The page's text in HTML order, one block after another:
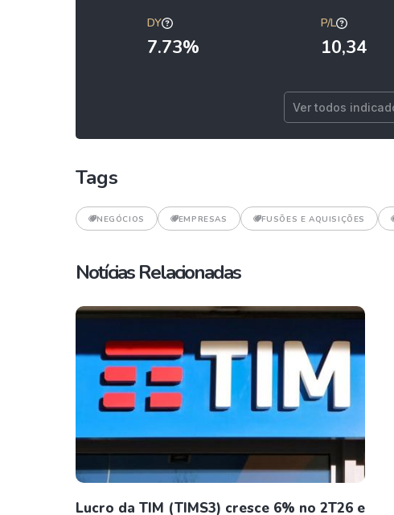
DY
7.73%
P/L
10,34
Ver todos
Tags
NEGÓCIOS EMPRESAS FUSÕES E AQUISIÇÕES
Notícias Relacionadas
Lucro da TIM (TIMS3) cresce 6% no 2T26 e